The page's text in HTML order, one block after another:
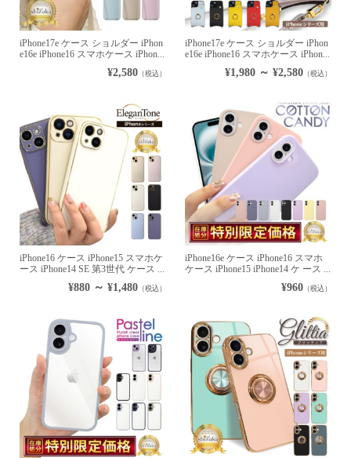
iPhone17e ケース ショルダー iPhon
e16e iPhone16 スマホケース iPhon...
¥2,580（税込）
iPhone17e ケース ショルダー iPhon
e16e iPhone16 スマホケース iPhon...
¥1,980 ～ ¥2,580 （税込）
iPhone16 ケース iPhone15 スマホケ
ース iPhone14 SE 第3世代 ケース ...
¥880 ～ ¥1,480（税込）
iPhone16e ケース iPhone16 スマホ
ケース iPhone15 iPhone14 ケ ース ...
¥960 （税込）